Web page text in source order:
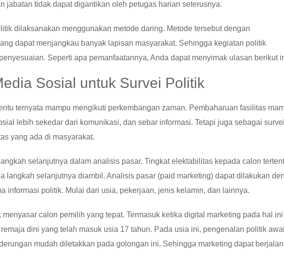
jabatan tidak dapat digantikan oleh petugas harian seterusnya.
dilaksanakan menggunakan metode daring. Metode tersebut dengan
dapat menjangkau banyak lapisan masyarakat. Sehingga kegiatan politik
Seperti apa pemanfaatannya, Anda dapat menyimak ulasan berikut
Sosial untuk Survei Politik
ternyata mampu mengikuti perkembangan zaman. Pembaharuan fasilitas
lebih sekedar dari komunikasi, dan sebar informasi. Tetapi juga sebagai survei
yang ada di masyarakat.
selanjutnya dalam analisis pasar. Tingkat elektabilitas kepada calon
langkah selanjutnya diambil. Analisis pasar (paid marketing) dapat dilakukan
informasi politik. Mulai dari usia, pekerjaan, jenis kelamin, dan lainnya.
calon pemilih yang tepat. Termasuk ketika digital marketing pada hal ini
dini yang telah masuk usia 17 tahun. Pada usia ini, pengenalan politik awal
mudah diletakkan pada golongan ini. Sehingga marketing dapat berjalan